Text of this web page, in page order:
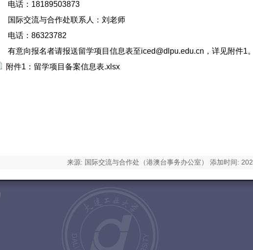
话：18189503873
际交流与合作处联系人：刘老师
话：86323782
意向报名者请报送留学项目信息表至iced@dlpu.edu.cn，详见附件1。
附件1：留学项目备案信息表.xlsx
来源: 国际交流与合作处（港澳台事务办公室） 添加时间: